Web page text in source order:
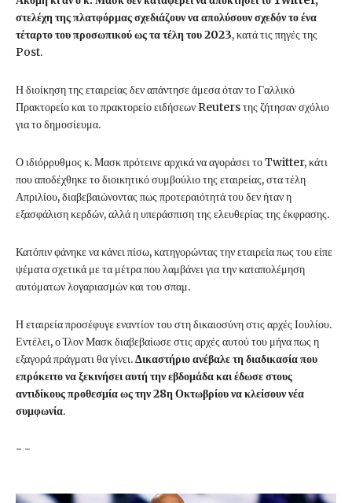
στελέχη της πλατφόρμας σχεδιάζουν να απολύσουν σχεδόν το ένα
τέταρτο του προσωπικού ως τα τέλη του 2023, κατά τις πηγές της
Post.
Η διοίκηση της εταιρείας δεν απάντησε άμεσα όταν το Γαλλικό
Πρακτορείο και το πρακτορείο ειδήσεων Reuters της ζήτησαν σχόλιο
για το δημοσίευμα.
Ο ιδιόρρυθμος κ. Μασκ πρότεινε αρχικά να αγοράσει το Twitter, κάτι
που αποδέχθηκε το διοικητικό συμβούλιο της εταιρείας, στα τέλη
Απριλίου, διαβεβαιώνοντας πως προτεραιότητά του δεν ήταν η
εξασφάλιση κερδών, αλλά η υπεράσπιση της ελευθερίας της έκφρασης.
Κατόπιν φάνηκε να κάνει πίσω, κατηγορώντας την εταιρεία πως του είπε
ψέματα σχετικά με τα μέτρα που λαμβάνει για την καταπολέμηση
αυτόματων λογαριασμών και του σπαμ.
Η εταιρεία προσέφυγε εναντίον του στη δικαιοσύνη στις αρχές Ιουλίου.
Εντέλει, ο Ίλον Μασκ διαβεβαίωσε στις αρχές αυτού του μήνα πως η
εξαγορά πράγματι θα γίνει.Δικαστήριο ανέβαλε τη διαδικασία που
επρόκειτο να ξεκινήσει αυτή την εβδομάδα και έδωσε στους
αντιδίκους προθεσμία ως την 28η Οκτωβρίου να κλείσουν νέα
συμφωνία.
- -